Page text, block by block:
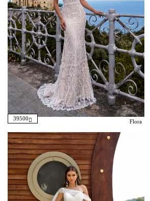
39500 Flora